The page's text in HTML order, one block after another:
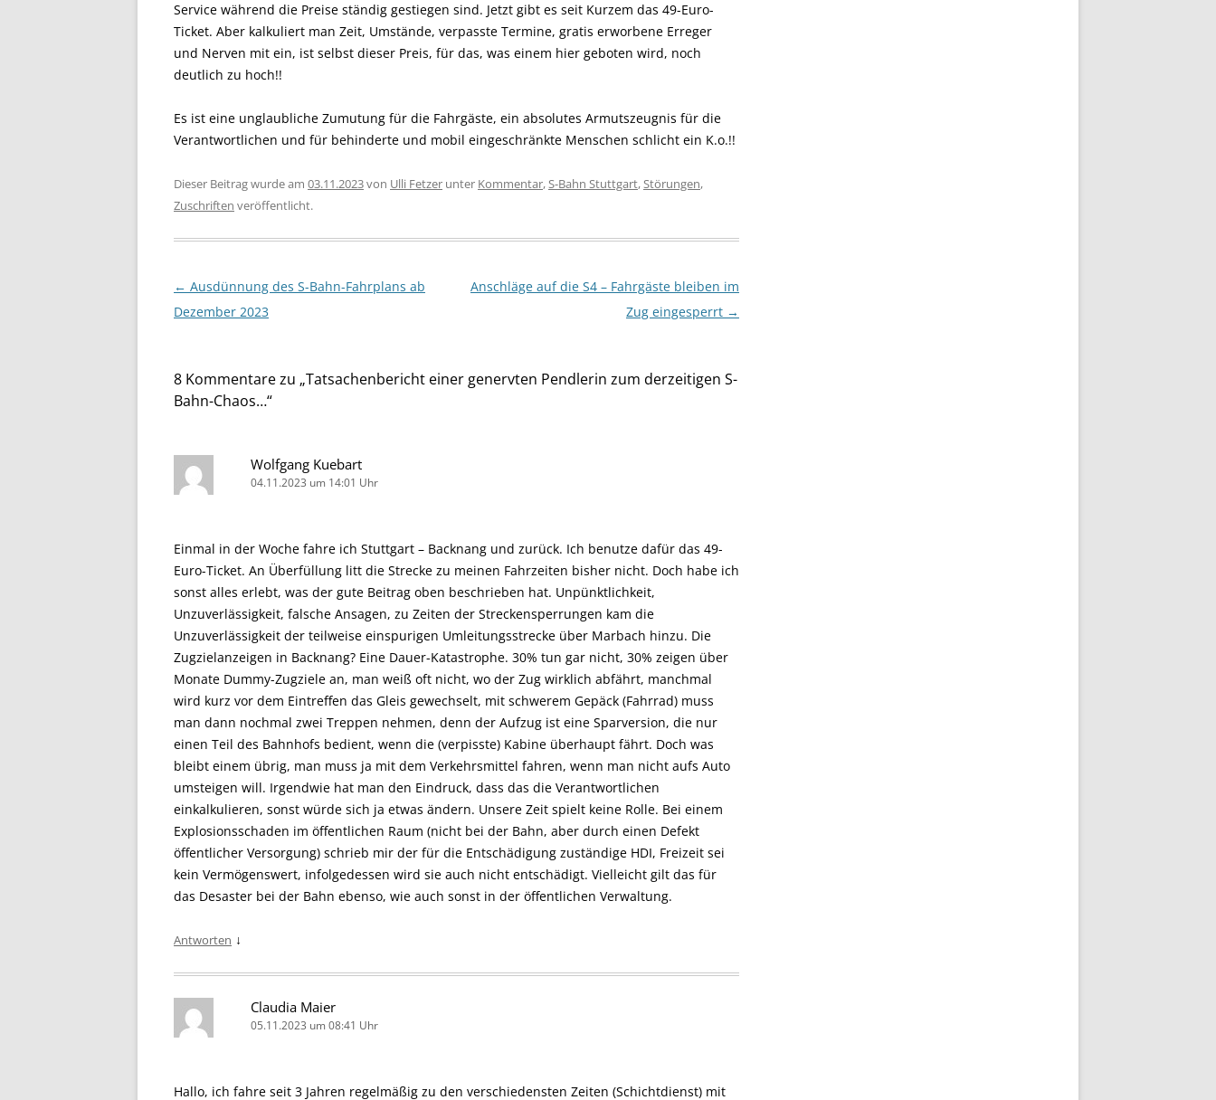
Service während die Preise ständig gestiegen sind. Jetzt gibt es seit Kurzem das 49-Euro-
Ticket. Aber kalkuliert man Zeit, Umstände, verpasste Termine, gratis erworbene Erreger
und Nerven mit ein, ist selbst dieser Preis, für das, was einem hier geboten wird, noch
deutlich zu hoch!!
Es ist eine unglaubliche Zumutung für die Fahrgäste, ein absolutes Armutszeugnis für die
Verantwortlichen und für behinderte und mobil eingeschränkte Menschen schlicht ein K.o.!!
Dieser Beitrag wurde am 03.11.2023von Ulli Fetzer unter Kommentar,S-Bahn Stuttgart,Störungen,
Zuschriften veröffentlicht.
Beitragsnavigation
← Ausdünnung des S-Bahn-Fahrplans ab
Dezember 2023
Anschläge auf die S4 – Fahrgäste bleiben im
Zug eingesperrt →
8 Kommentare zu „Tatsachenbericht einer genervten Pendlerin zum derzeitigen S-
Bahn-Chaos…“
Wolfgang Kuebart
04.11.2023 um 14:01 Uhr
Einmal in der Woche fahre ich Stuttgart – Backnang und zurück. Ich benutze dafür das 49-
Euro-Ticket. An Überfüllung litt die Strecke zu meinen Fahrzeiten bisher nicht. Doch habe ich
sonst alles erlebt, was der gute Beitrag oben beschrieben hat. Unpünktlichkeit,
Unzuverlässigkeit, falsche Ansagen, zu Zeiten der Streckensperrungen kam die
Unzuverlässigkeit der teilweise einspurigen Umleitungsstrecke über Marbach hinzu. Die
Zugzielanzeigen in Backnang? Eine Dauer-Katastrophe. 30% tun gar nicht, 30% zeigen über
Monate Dummy-Zugziele an, man weiß oft nicht, wo der Zug wirklich abfährt, manchmal
wird kurz vor dem Eintreffen das Gleis gewechselt, mit schwerem Gepäck (Fahrrad) muss
man dann nochmal zwei Treppen nehmen, denn der Aufzug ist eine Sparversion, die nur
einen Teil des Bahnhofs bedient, wenn die (verpisste) Kabine überhaupt fährt. Doch was
bleibt einem übrig, man muss ja mit dem Verkehrsmittel fahren, wenn man nicht aufs Auto
umsteigen will. Irgendwie hat man den Eindruck, dass das die Verantwortlichen
einkalkulieren, sonst würde sich ja etwas ändern. Unsere Zeit spielt keine Rolle. Bei einem
Explosionsschaden im öffentlichen Raum (nicht bei der Bahn, aber durch einen Defekt
öffentlicher Versorgung) schrieb mir der für die Entschädigung zuständige HDI, Freizeit sei
kein Vermögenswert, infolgedessen wird sie auch nicht entschädigt. Vielleicht gilt das für
das Desaster bei der Bahn ebenso, wie auch sonst in der öffentlichen Verwaltung.
Antworten ↓
Claudia Maier
05.11.2023 um 08:41 Uhr
Hallo, ich fahre seit 3 Jahren regelmäßig zu den verschiedensten Zeiten (Schichtdienst) mit